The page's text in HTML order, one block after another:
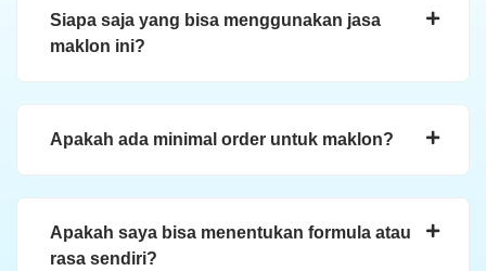
Siapa saja yang bisa menggunakan jasa
maklon ini?
Apakah ada minimal order untuk maklon?
Apakah saya bisa menentukan formula atau
rasa sendiri?